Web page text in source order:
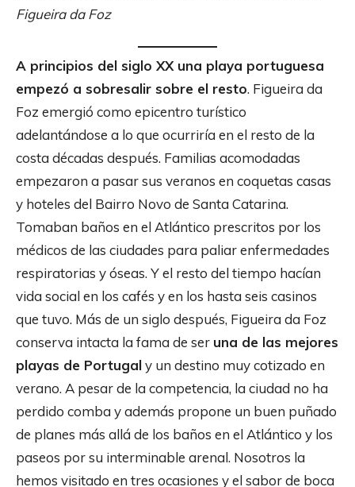
Figueira da Foz
A principios del siglo XX una playa portuguesa
empezó a sobresalir sobre el resto. Figueira da
Foz emergió como epicentro turístico
adelantándose a lo que ocurriría en el resto de la
costa décadas después. Familias acomodadas
empezaron a pasar sus veranos en coquetas casas
y hoteles del Bairro Novo de Santa Catarina.
Tomaban baños en el Atlántico prescritos por los
médicos de las ciudades para paliar enfermedades
respiratorias y óseas. Y el resto del tiempo hacían
vida social en los cafés y en los hasta seis casinos
que tuvo. Más de un siglo después, Figueira da Foz
conserva intacta la fama de ser una de las mejores
playas de Portugaly un destino muy cotizado en
verano. A pesar de la competencia, la ciudad no ha
perdido comba y además propone un buen puñado
de planes más allá de los baños en el Atlántico y los
paseos por su interminable arenal. Nosotros la
hemos visitado en tres ocasiones y el sabor de boca